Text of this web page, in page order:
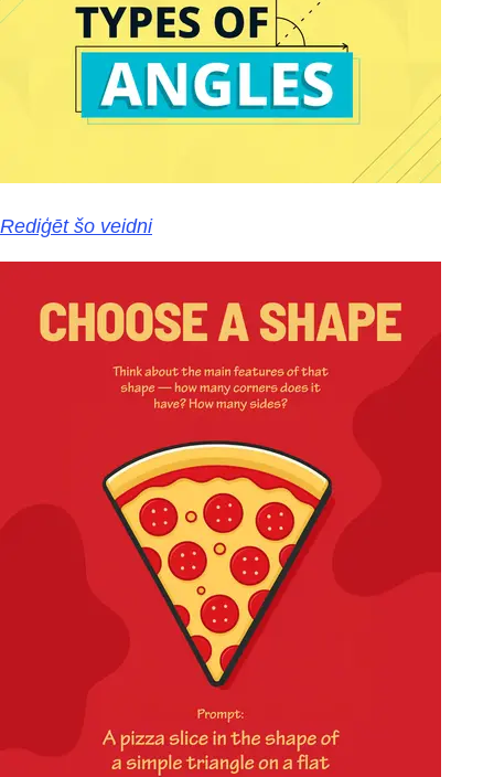
Rediģēt šo veidni